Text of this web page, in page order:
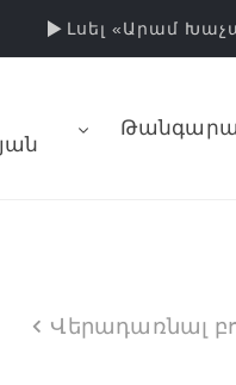
Լսել «Արամ
Վերադառնալ